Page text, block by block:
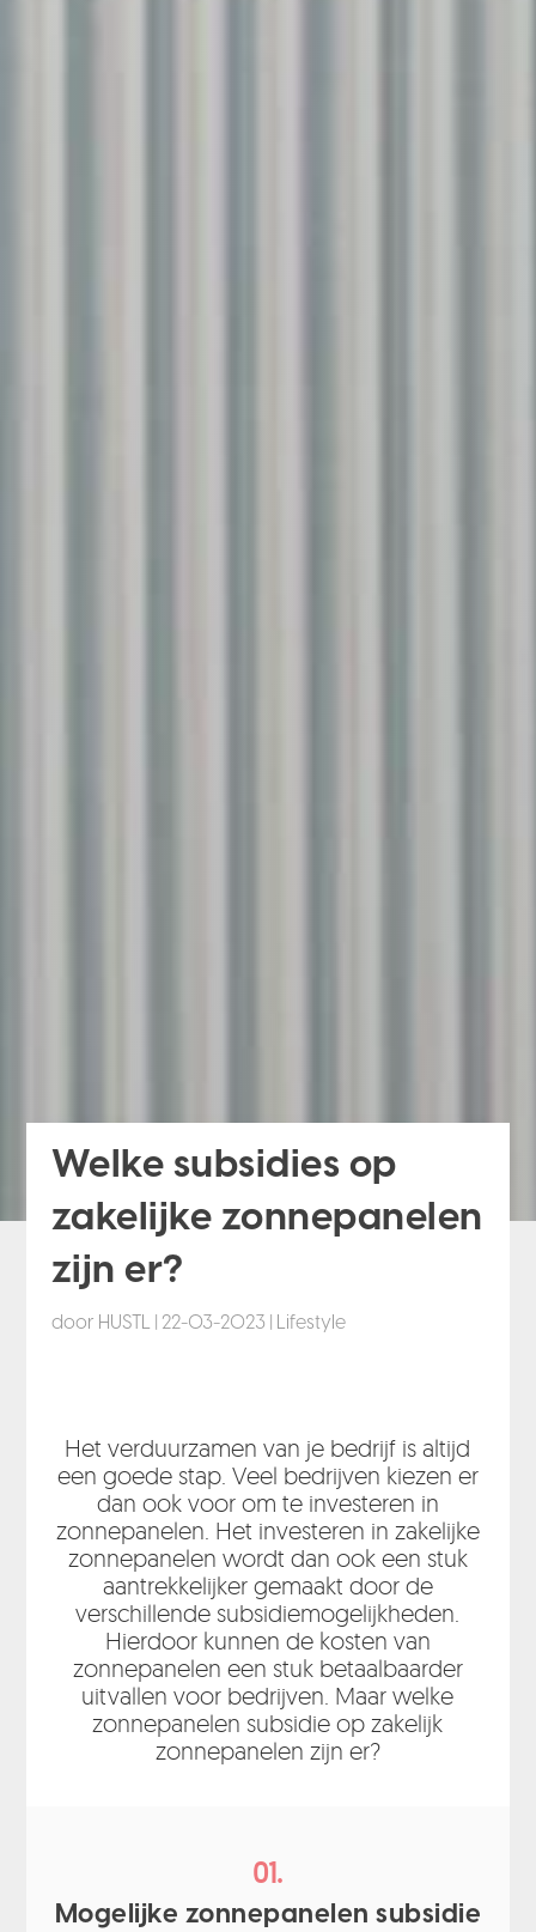
Welke subsidies op
zakelijke zonnepanelen
zijn er?
door HUSTL 22-03-2023 Lifestyle
Het verduurzamen van je bedrijf is altijd
een goede stap. Veel bedrijven kiezen er
dan ook voor om te investeren in
zonnepanelen. Het investeren in zakelijke
zonnepanelen wordt dan ook een stuk
aantrekkelijker gemaakt door de
verschillende subsidiemogelijkheden.
Hierdoor kunnen de kosten van
zonnepanelen een stuk betaalbaarder
uitvallen voor bedrijven. Maar welke
zonnepanelen subsidie op zakelijk
zonnepanelen zijn er?
01.
Mogelijke zonnepanelen subsidie